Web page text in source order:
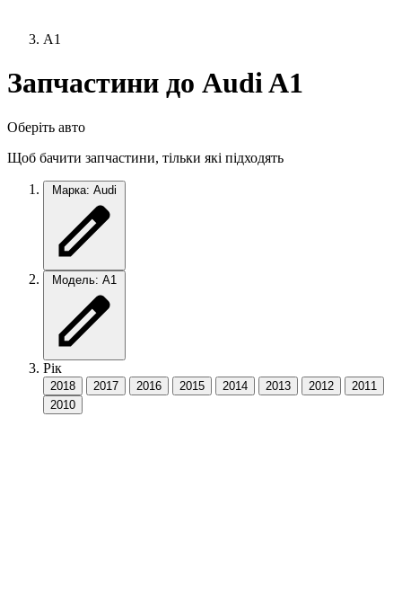
A1
Запчастини до Audi A1
Оберіть авто
Щоб бачити запчастини, тільки які підходять
Марка: Audi
Модель: A1
Рік
2018 2017 2016 2015 2014 2013 2012
2011
2010